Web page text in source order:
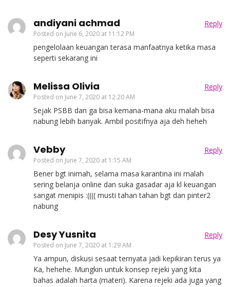
andiyani achmad
Posted on June 6, 2020 at 11:12 PM
Reply
pengelolaan keuangan terasa manfaatnya ketika masa
seperti sekarang ini
Melissa Olivia
Posted on June 7, 2020 at 12:20 AM
Reply
Sejak PSBB dan ga bisa kemana-mana aku malah bisa
nabung lebih banyak. Ambil positifnya aja deh heheh
Vebby
Posted on June 7, 2020 at 1:15 AM
Reply
Bener bgt inimah, selama masa karantina ini malah
sering belanja online dan suka gasadar aja kl keuangan
sangat menipis :(((( musti tahan tahan bgt dan pinter2
nabung
Desy Yusnita
Posted on June 7, 2020 at 1:29 AM
Reply
Ya ampun, diskusi sesaat ternyata jadi kepikiran terus ya
Ka, hehehe. Mungkin untuk konsep rejeki yang kita
bahas adalah harta (materi). Karena rejeki ada juga yang